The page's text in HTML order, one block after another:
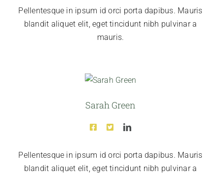
Pellentesque in ipsum id orci porta dapibus. Mauris
blandit aliquet elit, eget tincidunt nibh pulvinar a
mauris.
Sarah Green
Pellentesque in ipsum id orci porta dapibus. Mauris
blandit aliquet elit, eget tincidunt nibh pulvinar a